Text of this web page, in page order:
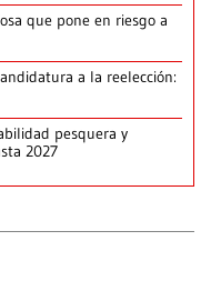
que pone en riesgo a
a la reelección:
pesquera y
2027